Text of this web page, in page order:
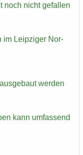
noch nicht ge­fal­len
im Leip­zi­ger Nor­
wer­den
kann um­fas­send